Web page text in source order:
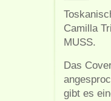
Camilla
MUSS.
Das
gibt es